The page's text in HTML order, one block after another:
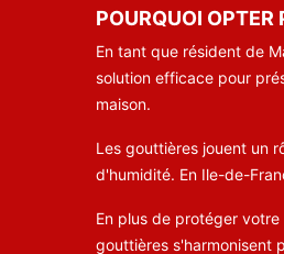
POURQUOI
En tant que résident de
solution efficace pour
maison.
Les gouttières jouent un
d'humidité. En Ile-de-
En plus de protéger
gouttières s'harmonisent